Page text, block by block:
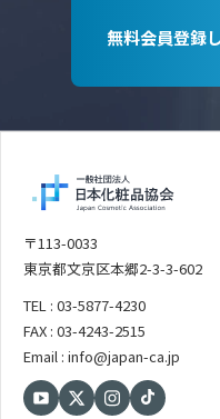
無料会員登録
〒113-0033
東京都文京区本郷2-3-3-602
TEL : 03-5877-4230
FAX : 03-4243-2515
Email : info@japan-ca.jp